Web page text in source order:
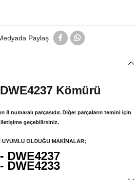
Paylaş
Kömürü
8 numaralı parçasıdır. Diğer parçaların temini için
iletişime geçebilirsiniz.
UYUMLU OLDUĞU MAKİNALAR;
- DWE4237
- DWE4233